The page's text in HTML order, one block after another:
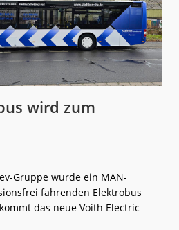
wird zum
Gruppe wurde ein MAN-
fahrenden Elektrobus
das neue Voith Electric